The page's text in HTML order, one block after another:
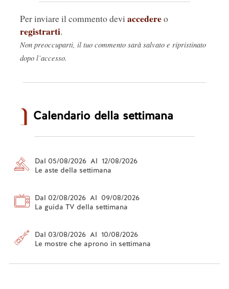
Per inviare il commento devi accedereo
registrarti.
Non preoccuparti, il tuo commento sarà salvato e ripristinato
dopo l’accesso.
Calendario della settimana
Dal 05/08/2026 Al 12/08/2026
Le aste della settimana
Dal 02/08/2026 Al 09/08/2026
La guida TV della settimana
Dal 03/08/2026 Al 10/08/2026
Le mostre che aprono in settimana